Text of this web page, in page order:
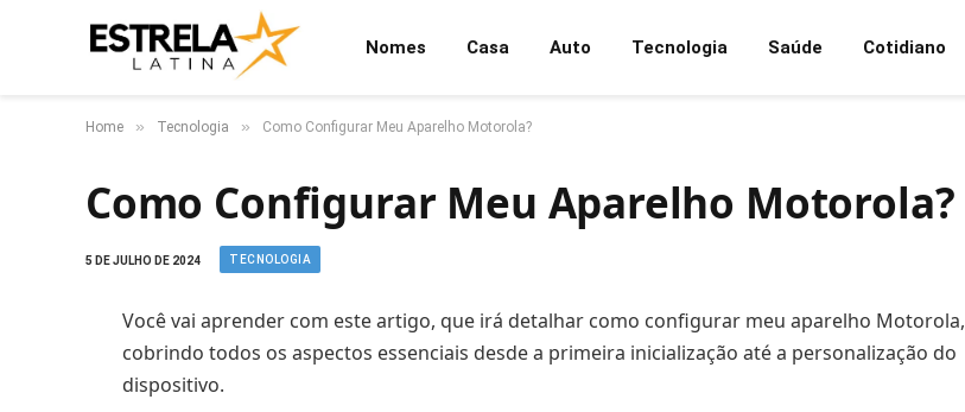
Nomes Casa Auto Tecnologia Saúde Cotidiano
Home » Tecnologia » Como Configurar Meu Aparelho Motorola?
Como Configurar Meu Aparelho Motorola?
5 DE JULHO DE 2024 TECNOLOGIA
Você vai aprender com este artigo, que irá detalhar como configurar meu aparelho Motorola,
cobrindo todos os aspectos essenciais desde a primeira inicialização até a personalização do
dispositivo.